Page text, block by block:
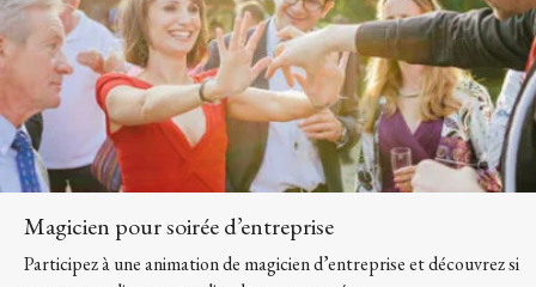
Magicien pour soirée d’entreprise
Participez à une animation de magicien d’entreprise et découvrez si